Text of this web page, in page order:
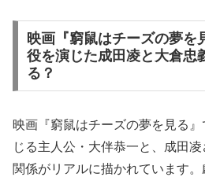
映画『窮鼠はチーズの夢を
役を演じた成田凌と大倉忠
る？
映画『窮鼠はチーズの夢を見る
じる主人公・大伴恭一と、成田
関係がリアルに描かれています